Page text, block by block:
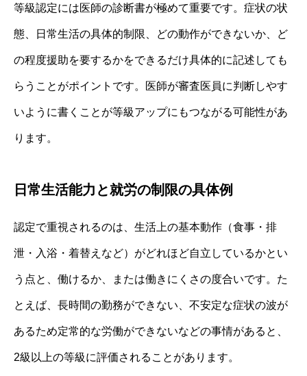
等級認定には医師の診断書が極めて重要です。症状の状
態、日常生活の具体的制限、どの動作ができないか、ど
の程度援助を要するかをできるだけ具体的に記述しても
らうことがポイントです。医師が審査医員に判断しやす
いように書くことが等級アップにもつながる可能性があ
ります。
日常生活能力と就労の制限の具体例
認定で重視されるのは、生活上の基本動作（食事・排
泄・入浴・着替えなど）がどれほど自立しているかとい
う点と、働けるか、または働きにくさの度合いです。た
とえば、長時間の勤務ができない、不安定な症状の波が
あるため定常的な労働ができないなどの事情があると、
2級以上の等級に評価されることがあります。